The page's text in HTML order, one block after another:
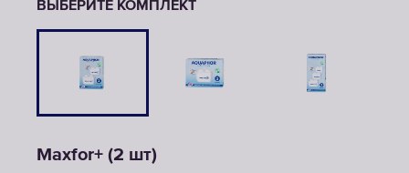
ВЫБЕРИТЕ КОМПЛЕКТ
Maxfor+ (2 шт)